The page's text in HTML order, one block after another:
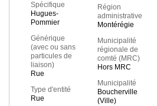
Spécifique
Hugues-
Pommier
Générique
(avec ou sans
particules de
liaison)
Rue
Type d'entité
Rue
Région
administrative
Montérégie
Municipalité
régionale de
comté (MRC)
Hors MRC
Municipalité
Boucherville
(Ville)